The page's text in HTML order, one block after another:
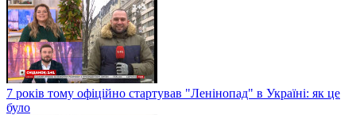
7 років тому офіційно стартував "Ленінопад" в Україні: як це
було